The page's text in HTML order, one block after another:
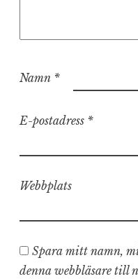
Namn *
E-postadress *
Webbplats
Spara mitt namn,
denna webbläsare till